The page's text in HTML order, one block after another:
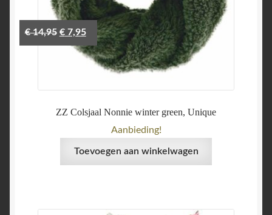
ZZ Colsjaal Nonnie winter green, Unique
Aanbieding!
€14,95 Oorspronkelijke
prijs
€7,95Huidige
prijs
is:
Toevoegen aan winkelwagen